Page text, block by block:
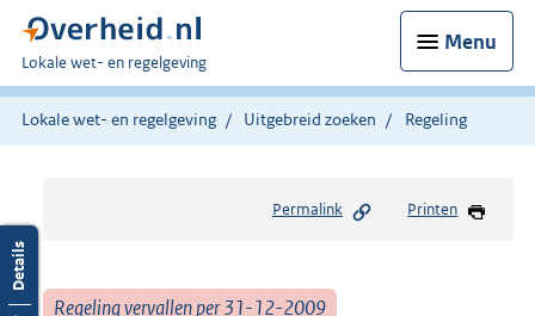
Menu
U
bent
hier:
Lokale wet- en regelgeving
Lokale wet- en regelgeving Uitgebreid zoeken Regeling
Permalink Printen
Regeling vervallen per 31-12-2009